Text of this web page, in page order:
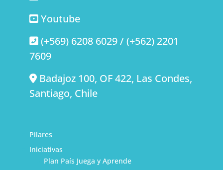
Youtube
(+569) 6208 6029 / (+562) 2201
7609
Badajoz 100, OF 422, Las Condes,
Santiago, Chile
Pilares
Iniciativas
Plan País Juega y Aprende